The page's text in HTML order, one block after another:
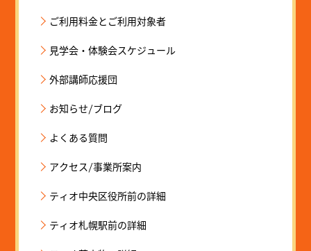
ご利用料金とご利用対象者
見学会・体験会スケジュール
外部講師応援団
お知らせ/ブログ
よくある質問
アクセス/事業所案内
ティオ中央区役所前の詳細
ティオ札幌駅前の詳細